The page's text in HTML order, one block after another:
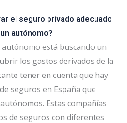
el seguro privado adecuado
autónomo?
está buscando un
los gastos derivados de la
tener en cuenta que hay
seguros en España que
Estas compañías
de seguros con diferentes